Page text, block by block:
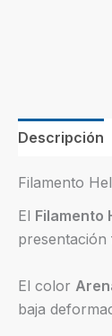
Descripción
Filamento
El Filamento
El color
baja